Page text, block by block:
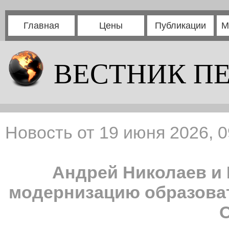
Главная Цены Публикации
ВЕСТНИК
Новость от 19 июня 2026,
Андрей Николаев
модернизацию